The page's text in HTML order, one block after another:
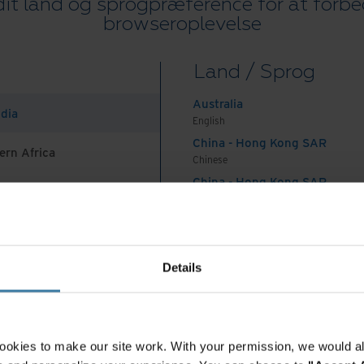
Details
to make our site work. With your permission, we would
browseroplevelse
Africa
And Turkey
Land / Sprog
Australia
English
China - Hong Kong SAR
Chinese
China - Hong Kong SAR
India
English
Indonesia
Indonesian
personalehåndbøger og
bør også arkiveres.
korrespondance
specifikke love, der regulerer arkivering af e-
Det er noget, den enkelte virksomhed
Det er dog vigtigt at arkivere e-mails,
direkte forbindelse til anden lovgivning, såsom
korrekt vis i flere år, fra det sidste notat er
journalerne opbevares i overensstemmelse
og datasikkerhed for at beskytte